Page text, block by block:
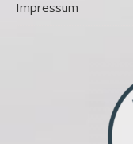
Impressum